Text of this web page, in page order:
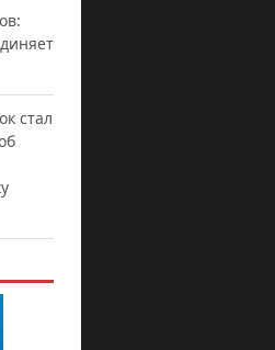
стал